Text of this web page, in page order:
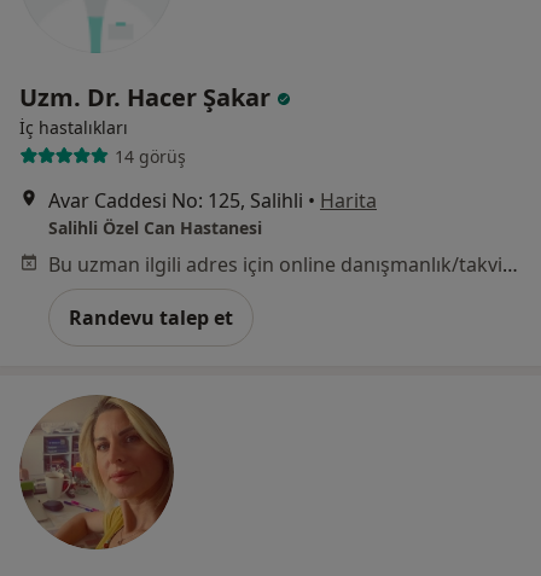
Uzm. Dr. Hacer Şakar
İç hastalıkları
14 görüş
Avar Caddesi No: 125, Salihli • Harita
Salihli Özel Can Hastanesi
Bu uzman ilgili adres için online danışmanlık/takvim sunmuyor.
Randevu talep et